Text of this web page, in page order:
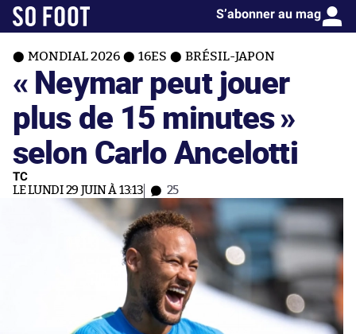
S’abonner au mag
MONDIAL 2026 16ES BRÉSIL-JAPON
« Neymar peut jouer
plus de 15 minutes »
selon Carlo Ancelotti
TC
LE LUNDI 29 JUIN À 13:13 25